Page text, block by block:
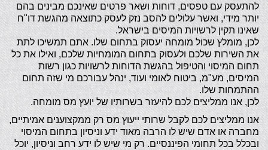
להתעסק עם טפסים, דוחות ושאר פרטים שאינכם מבינים בהם
יותר מידי, ואשר עלולים להסב נזק לעסק כתוצאה מהגשת דו"ח
שאינו תקין לרשויות המיסים בישראל.
לכן, מומלץ שכול מומחה יעסוק בתחום שלו. אתם תמשיכו לתת
את השירות שלכם ולעסוק בתחום המומחיות שלכם, ואילו את כל
תחום המיסוי והטיפול בהגשת הדוחות לרשויות כגון רשות
המיסים, מע"מ, ביטוח לאומי ועוד, ינהל עבורכם מי שזה תחום
ההתמחות שלו.
לכן, אנו ממליצים לכם להיעזר בשרותיו של יועץ מס מומחה.
אנו ממליצים לכם לקבל שרותי ייעוץ מס רק ממקצוענים אמיתיים,
מחברה או אדם שיש לו הרבה מאוד ידע וניסיון בתחום המיסוי
ובכלל בכל תחומי הפיננסיים. רק מי שיש לו ידע רחב וניסיון, יוכל